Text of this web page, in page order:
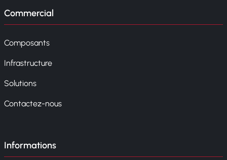
Commercial
Composants
Infrastructure
Solutions
Contactez-nous
Informations